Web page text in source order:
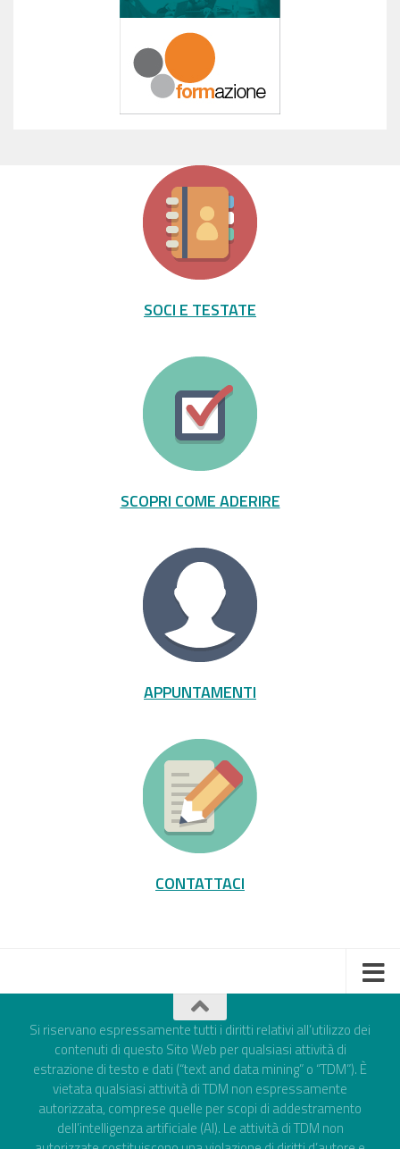
SOCI E TESTATE
SCOPRI COME ADERIRE
APPUNTAMENTI
CONTATTACI
Si riservano espressamente tutti i diritti relativi all’utilizzo dei
contenuti di questo Sito Web per qualsiasi attività di
estrazione di testo e dati (“text and data mining” o “TDM”). È
vietata qualsiasi attività di TDM non espressamente
autorizzata, comprese quelle per scopi di addestramento
dell’intelligenza artificiale (AI). Le attività di TDM non